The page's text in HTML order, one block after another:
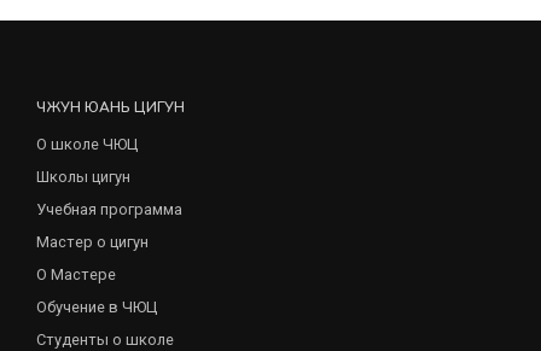
ЧЖУН ЮАНЬ ЦИГУН
О школе ЧЮЦ
Школы цигун
Учебная программа
Мастер о цигун
О Мастере
Обучение в ЧЮЦ
Студенты о школе